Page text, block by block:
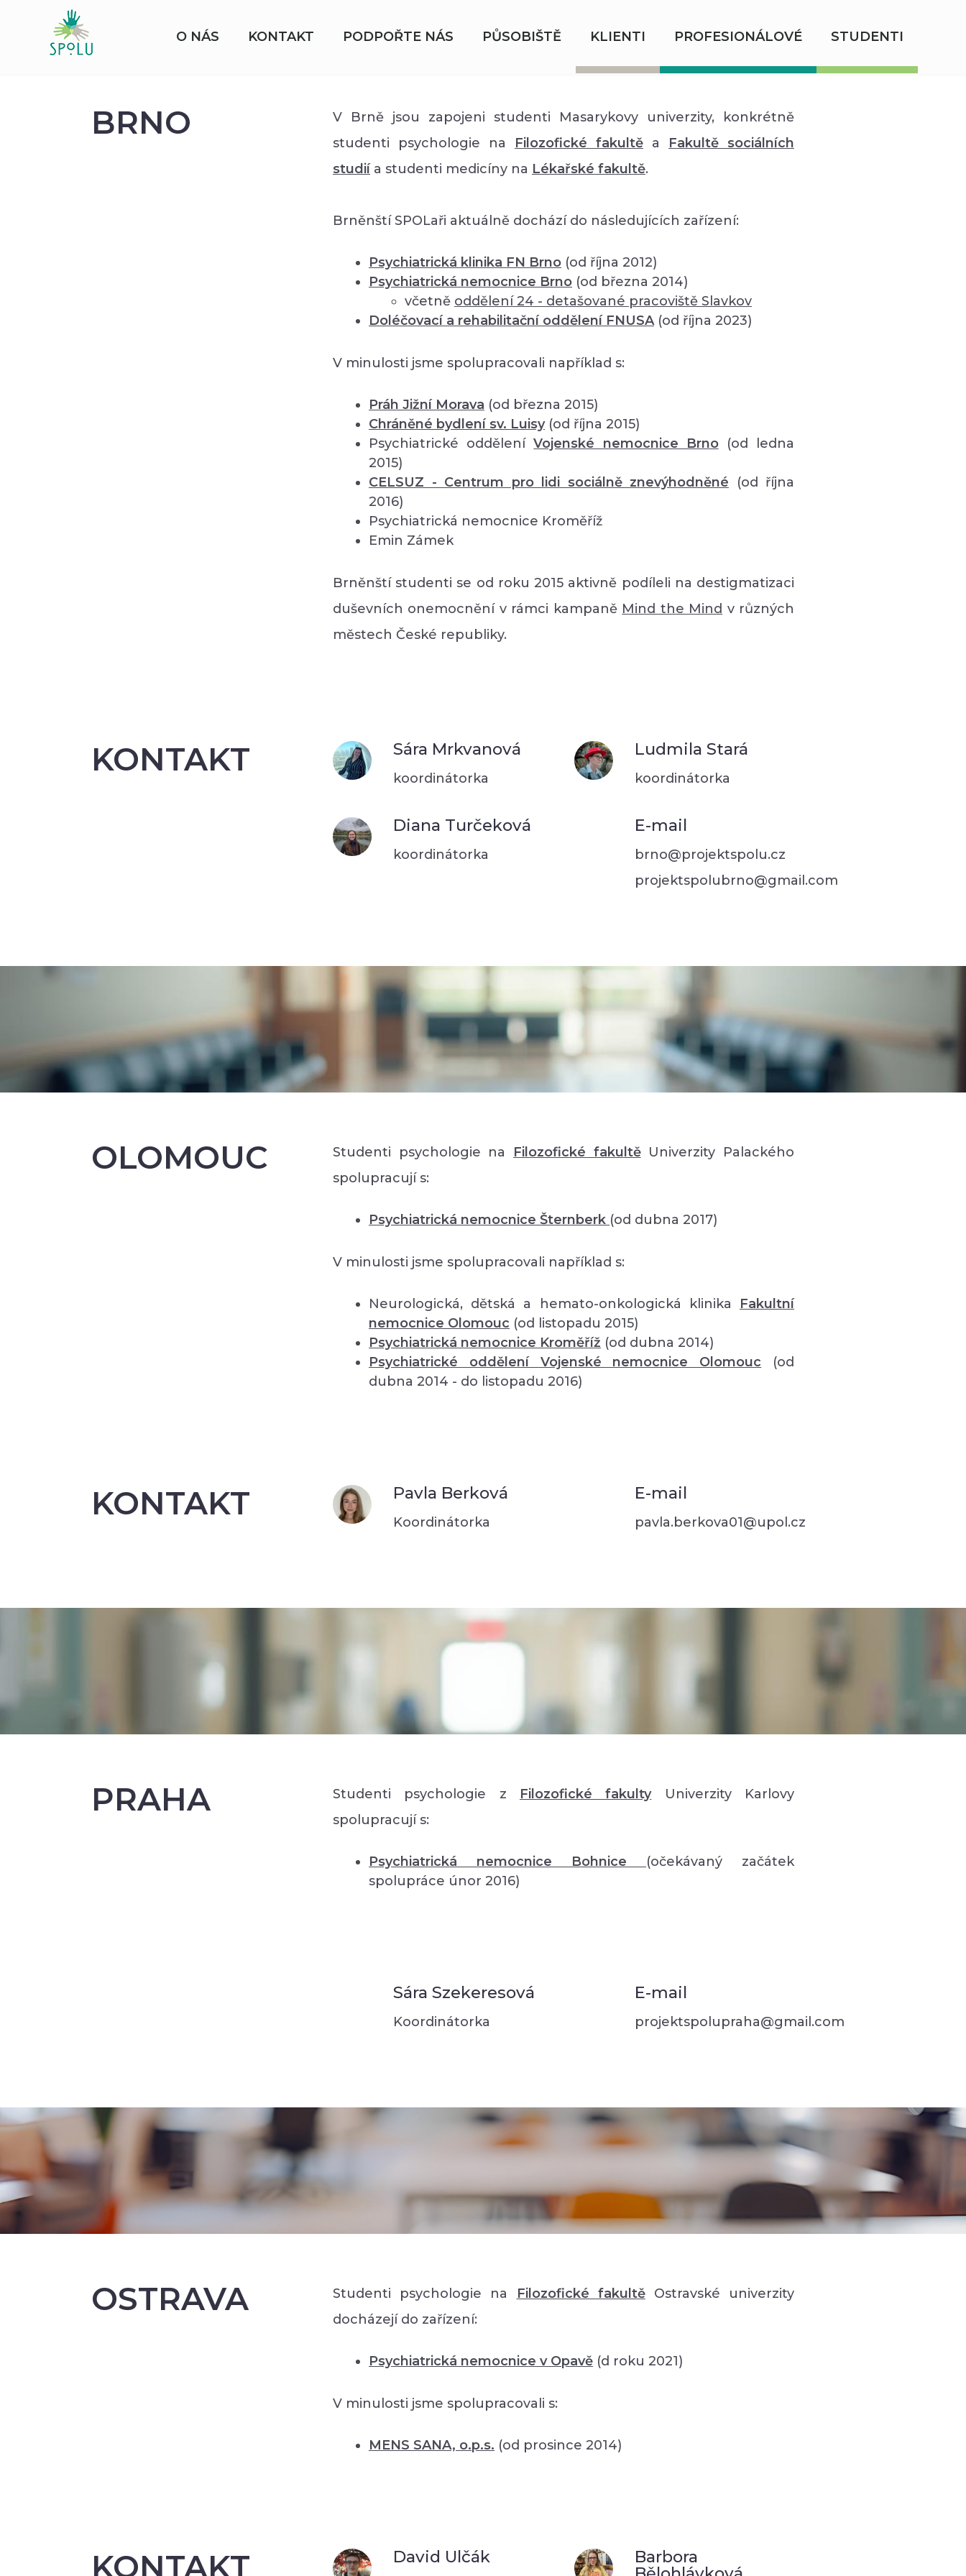
O NÁS KONTAKT PODPOŘTE NÁS PŮSOBIŠTĚ KLIENTI PROFESIONÁLOVÉ STUDENTI
BRNO
V Brně jsou zapojeni studenti Masarykovy univerzity, konkrétně
studenti psychologie na Filozofické fakultě a Fakultě sociálních
studií a studenti medicíny na Lékařské fakultě.
Brněnští SPOLaři aktuálně dochází do následujících zařízení:
Psychiatrická klinika FN Brno (od října 2012)
Psychiatrická nemocnice Brno (od března 2014)
včetně oddělení24 - detašované pracoviště Slavkov
Doléčovací a rehabilitační oddělení FNUSA (od října 2023)
V minulosti jsme spolupracovali například s:
Práh Jižní Morava (od března 2015)
Chráněné bydlení sv. Luisy (od října 2015)
Psychiatrické odděleníVojenské nemocnice Brno(od ledna
2015)
CELSUZ - Centrum pro lidi sociálně znevýhodněné
(od října
2016)
Psychiatrická nemocnice Kroměříž
Emin Zámek
Brněnští studenti se od roku 2015 aktivně podíleli na destigmatizaci
duševních onemocnění v rámci kampaně Mind the Mind v různých
městech České republiky.
KONTAKT Sára Mrkvanová
koordinátorka
Ludmila Stará
koordinátorka
Diana Turčeková
koordinátorka
E-mail
brno@projektspolu.cz
projektspolubrno@gmail.com
OLOMOUC Studenti psychologie na Filozofické faku ltěUniverzity Palackého
spolupracují s:
Psychiatrická nemocnice Šternberk (od dubna 2017)
V minulosti jsme spolupracovali například s:
Neurologická, dětská a hemato-onkologická klinika Fakultní
nemocnice Olomouc (od listopadu 2015)
Psychiatrická nemocnice Kroměříž (od dubna 2014)
Psychiatrické oddělení Vojenské nemocnice Olomouc (od
dubna 2014 - do listopadu 2016)
KONTAKT Pavla Berková
Koordinátorka
E-mail
pavla.berkova01@upol.cz
PRAHA Studenti psychologie z Filozofické fakulty
Univerzity Karlovy
spolupracují s:
Psychiatrická nemocnice Bohnice (očekávaný začátek
spolupráce únor 2016)
Sára Szekeresová
Koordinátorka
E-mail
projektspolupraha@gmail.com
OSTRAVA Studenti psychologie na Filozofické fakultěOstravské univerzity
docházejí do zařízení:
Psychiatrická nemocnice v Opavě (d roku 2021)
V minulosti jsme spolupracovali s:
MENS SANA, o.p.s. (od prosince 2014)
KONTAKT David Ulčák
Barbora